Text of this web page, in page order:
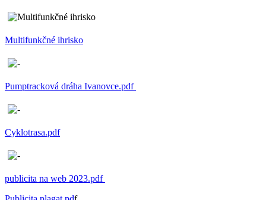
Multifunkčné ihrisko
Pumptracková dráha Ivanovce.pdf
Cyklotrasa.pdf
publicita na web 2023.pdf